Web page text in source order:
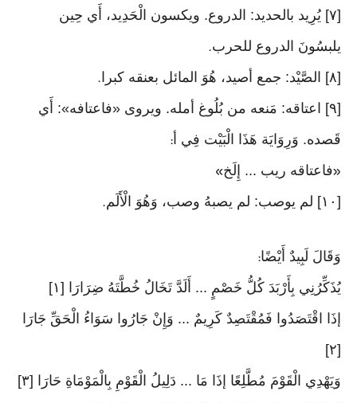
[٧] يُرِيد بالحديد: الدروع. ويكسون الْحَدِيد، أَي حِين
يلبسُونَ الدروع للحرب.
[٨] الصَّيْد: جمع أصيد، هُوَ المائل بعنقه كبرا .
[٩] اعتاقه: مَنعه من بُلُوغ أمله. ويروى «فاعتافه»: أَي
قَصده. وَرِوَايَة هَذَا الْبَيْت فِي أ :
«فاعتاقه ريب ... إِلَخ»
[١٠] لم يوصب: لم يصبهُ وصب، وَهُوَ الْأَلَم .
وَقَالَ لَبِيدٌ أَيْضًا:
يُذَكِّرُنِي بِأَرْبَدَ كُلُّ خَصْمٍ ... أَلَدَّ تَخَالُ خُطَّتَهُ ضِرَارَا [١]
إذَا اقْتَصَدُوا فَمُقْتَصِدٌ كَرِيمٌ ... وَإِنْ جَارُوا سَوَاءُ الْحَقِّ جَارَا
[٢]
وَيَهْدِي الْقَوْمَ مُطَّلِعًا إذَا مَا ... دَلِيلُ الْقَوْمِ بِالْمَوْمَاةِ حَارَا [٣]